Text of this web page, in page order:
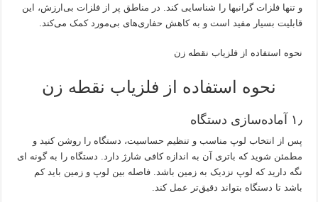
و تنها فلزات گرانبها را شناسایی کند. در مناطق پر از فلزات بی‌ارزش، این
قابلیت بسیار مفید است و به کاهش حفاری‌های بی‌مورد کمک می‌کند.
نحوه استفاده از فلزیاب نقطه زن
نحوه استفاده از فلزیاب نقطه زن
۱٫ آماده‌سازی دستگاه
پس از انتخاب لوپ مناسب و تنظیم حساسیت، دستگاه را روشن کنید و
مطمئن شوید که باتری آن به اندازه کافی شارژ دارد. دستگاه را به گونه‌ ای
نگه دارید که لوپ نزدیک به زمین باشد. فاصله بین لوپ و زمین باید کم
باشد تا دستگاه بتواند دقیق‌تر عمل کند.